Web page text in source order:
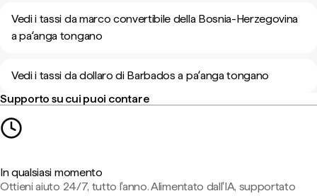
Vedi i tassi da marco convertibile della Bosnia-Herzegovina
a paʻanga tongano
Vedi i tassi da dollaro di Barbados a paʻanga tongano
Supporto su cui puoi contare
In qualsiasi momento
Ottieni aiuto 24/7, tutto l'anno. Alimentato dall'IA, supportato